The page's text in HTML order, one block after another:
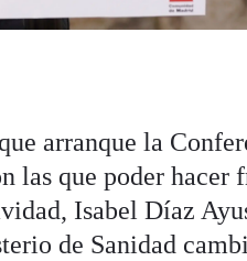
arranque la
las que poder hacer
Isabel Díaz
de Sanidad